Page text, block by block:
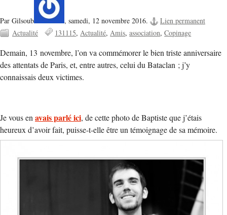
Par Gilsoub , samedi, 12 novembre 2016.
Lien permanent
Actualité
131115 Actualité Amis association Copinage
Demain, 13 novembre, l’on va commémorer le bien triste anniversaire
des attentats de Paris, et, entre autres, celui du Bataclan ; j’y
connaissais deux victimes.
Je vous enavais parlé ici, de cette photo de Baptiste que j’étais
heureux d’avoir fait, puisse-t-elle être un témoignage de sa mémoire.